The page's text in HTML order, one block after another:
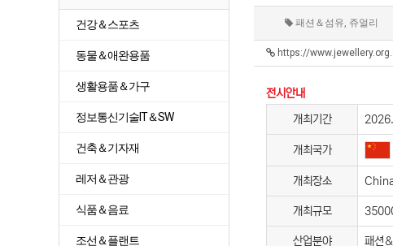
패션＆섬유, 쥬얼리
https://
전시안내
개최기간
개최국가
개최장소
개최규모
산업분야 패션
건강＆스포츠
동물＆애완용품
생활용품＆가구
정보통신기술IT＆SW
건축＆기자재
레저＆관광
식품＆음료
조선＆플랜트